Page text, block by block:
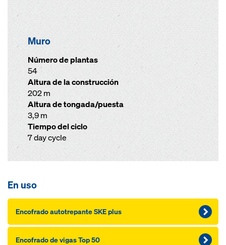
Muro
Número de plantas
54
Altura de la construcción
202 m
Altura de tongada/puesta
3,9 m
Tiempo del ciclo
7 day cycle
En uso
Encofrado autotrepante SKE plus
Encofrado de vigas Top 50